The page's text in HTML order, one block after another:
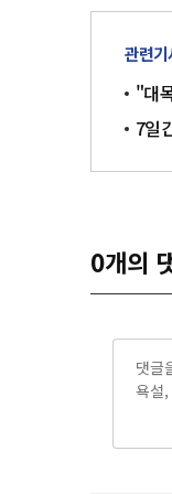
관련기
"대
7일
0개의